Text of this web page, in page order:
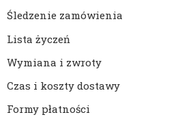
Śledzenie zamówienia
Lista życzeń
Wymiana i zwroty
Czas i koszty dostawy
Formy płatności